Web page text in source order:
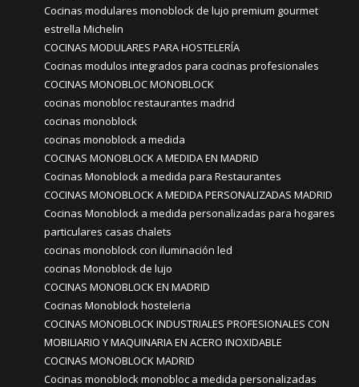
Cocinas modulares monoblock de lujo premium gourmet
estrella Michelin
COCINAS MODULARES PARA HOSTELERÍA
Cocinas modulos integrados para cocinas profesionales
COCINAS MONOBLOC MONOBLOCK
cocinas monobloc restaurantes madrid
cocinas monoblock
cocinas monoblock a medida
COCINAS MONOBLOCK A MEDIDA EN MADRID
Cocinas Monoblock a medida para Restaurantes
COCINAS MONOBLOCK A MEDIDA PERSONALIZADAS MADRID
Cocinas Monoblock a medida personalizadas para hogares
particulares casas chalets
cocinas monoblock con iluminación led
cocinas Monoblock de lujo
COCINAS MONOBLOCK EN MADRID
Cocinas Monoblock hosteleria
COCINAS MONOBLOCK INDUSTRIALES PROFESIONALES CON
MOBILIARIO Y MAQUINARIA EN ACERO INOXIDABLE
COCINAS MONOBLOCK MADRID
Cocinas monoblock monobloc a medida personalizadas